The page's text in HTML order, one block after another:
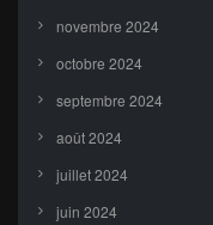
novembre 2024
octobre 2024
septembre 2024
août 2024
juillet 2024
juin 2024